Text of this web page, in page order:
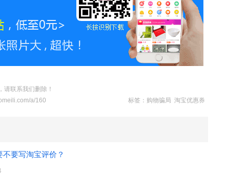
请联系我们删除！
a/160 标签： 购物骗局 淘宝优惠券
要写淘宝评价？